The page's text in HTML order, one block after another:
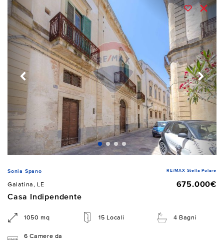
Sonia Spano RE/MAX Stella Polare
Galatina, LE
675.000€
Casa Indipendente
1050 mq 15 Locali 4 Bagni
6 Camere da